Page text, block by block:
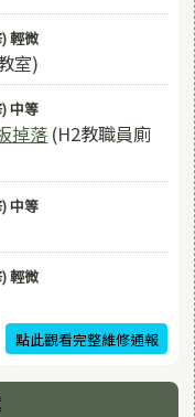
輕微
室)
中等
掉落 (H2教職員廁
中等
輕微
點此觀看完整維修通報